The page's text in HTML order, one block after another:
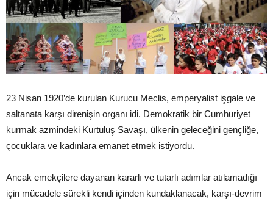
23 Nisan 1920’de kurulan Kurucu Meclis, emperyalist işgale ve
saltanata karşı direnişin organı idi. Demokratik bir Cumhuriyet
kurmak azmindeki Kurtuluş Savaşı, ülkenin geleceğini gençliğe,
çocuklara ve kadınlara emanet etmek istiyordu.
Ancak emekçilere dayanan kararlı ve tutarlı adımlar atılamadığı
için mücadele sürekli kendi içinden kundaklanacak, karşı-devrim